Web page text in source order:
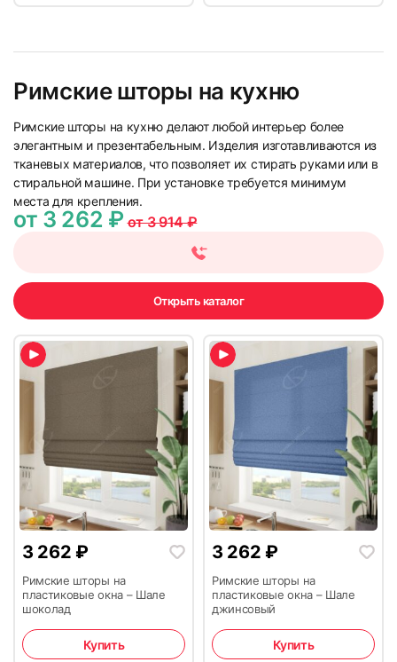
Римские шторы на кухню
Римские шторы на кухню делают любой интерьер более
элегантным и презентабельным. Изделия изготавливаются из
тканевых материалов, что позволяет их стирать руками или в
стиральной машине. При установке требуется минимум
места для крепления.
от 3 262 ₽от 3 914 ₽
Открыть каталог
3 262 ₽
Римские шторы на
пластиковые окна – Шале
шоколад
Купить
3 262 ₽
Римские шторы на
пластиковые окна – Шале
джинсовый
Купить